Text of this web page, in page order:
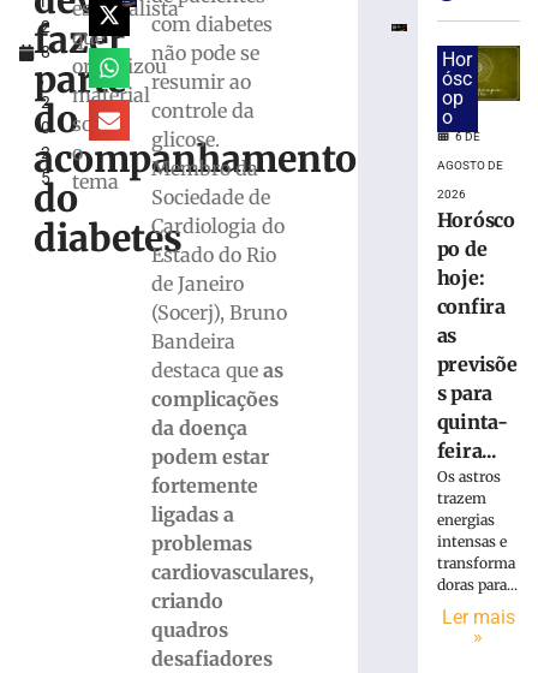
2
8
,
2
0
2
5
fazer
parte
do
acompanhamento
do
diabetes
especialista
que
organizou
material
sobre
o
tema
com diabetes
não pode se
resumir ao
controle da
glicose.
Membro da
Sociedade de
Cardiologia do
Estado do Rio
de Janeiro
(Socerj), Bruno
Bandeira
destaca queas
complicações
da doença
podem estar
fortemente
ligadas a
problemas
cardiovasculares,
criando
quadros
desafiadores
saúde
trabalhador
ferido
durante
montagem
estrutura
Brusque
Município
litoral
indenizará
jovem
Hor
ósc
op
o
6 DE
AGOSTO DE
2026
Horósco
po de
hoje:
confira
as
previsõe
s para
quinta-
feira...
Os astros
trazem
energias
intensas e
transforma
doras para...
Ler mais
»